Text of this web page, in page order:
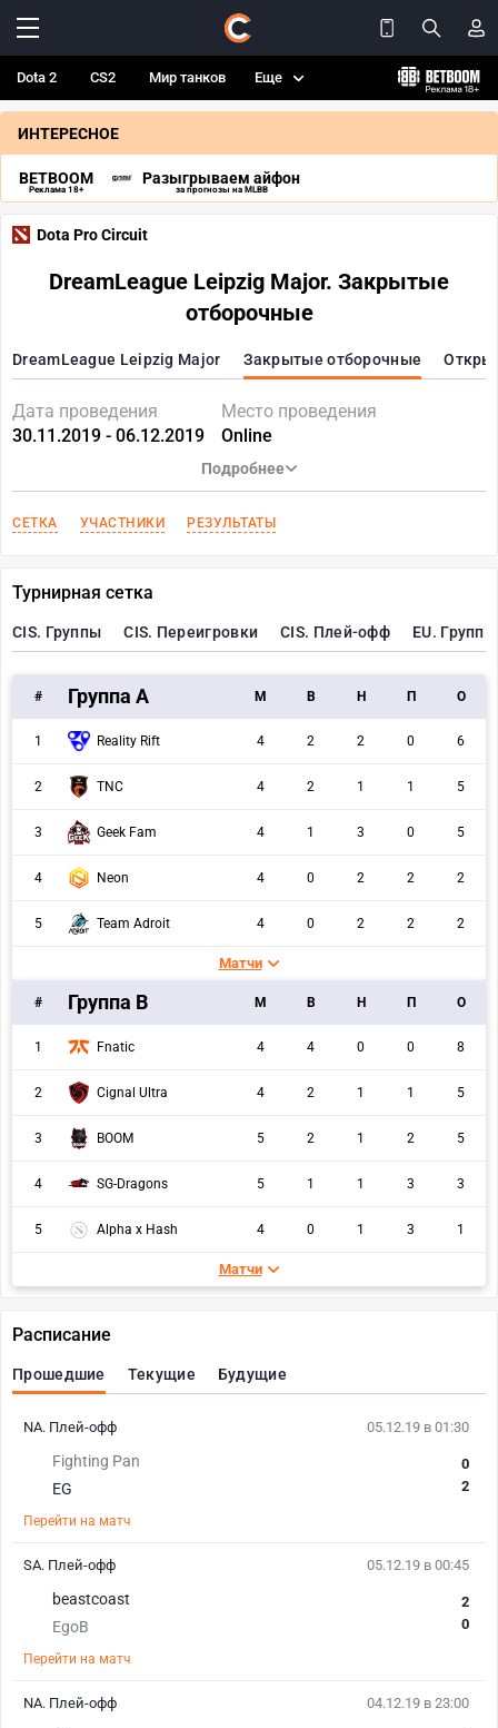
Dota 2 CS2 Мир танков Еще
ИНТЕРЕСНОЕ
BETBOOM
Реклама 18+
Разыгрываем айфон
за прогнозы на MLBB
Dota Pro Circuit
DreamLeague Leipzig Major. Закрытые
отборочные
DreamLeague Leipzig Major Закрытые отборочные
Дата проведения
30.11.2019 - 06.12.2019
Место проведения
Online
Подробнее
СЕТКА УЧАСТНИКИ РЕЗУЛЬТАТЫ
Турнирная сетка
CIS. Группы CIS. Переигровки CIS. Плей-офф EU. Группы
# Группа A M В Н П О
1 Reality Rift 4 2 2 0 6
2 TNC 4 2 1 1 5
3 Geek Fam 4 1 3 0 5
4 Neon 4 0 2 2 2
5 Team Adroit 4 0 2 2 2
Матчи
# Группа B M В Н П О
1 Fnatic 4 4 0 0 8
2 Cignal Ultra 4 2 1 1 5
3 BOOM 5 2 1 2 5
4 SG-Dragons 5 1 1 3 3
5 Alpha x Hash 4 0 1 3 1
Матчи
Расписание
Прошедшие Текущие Будущие
05.12.19 в 01:30
Fighting Pan
EG
0
2
Перейти на матч
NA. Плей-офф
05.12.19 в 00:45
beastcoast
EgoB
2
0
Перейти на матч
SA. Плей-офф
04.12.19 в 23:00
NA. Плей-офф